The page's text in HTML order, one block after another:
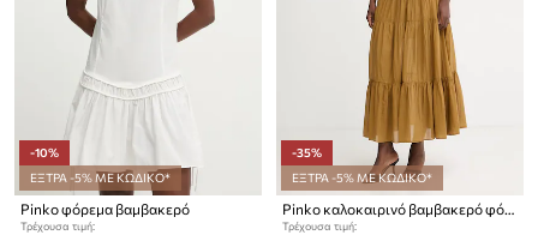
-10%
ΕΞΤΡΑ -5% ΜΕ ΚΩΔΙΚΟ*
Pinko φόρεμα βαμβακερό
Τρέχουσα τιμή:
-35%
ΕΞΤΡΑ -5% ΜΕ ΚΩΔΙΚΟ*
Pinko καλοκαιρινό βαμβακερό φόρεμα
Τρέχουσα τιμή: